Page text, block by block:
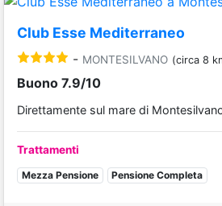
Club Esse Mediterraneo
- MONTESILVANO (circa 8
Buono 7.9/10
Direttamente sul mare di
Trattamenti
Mezza Pensione Pensione Completa